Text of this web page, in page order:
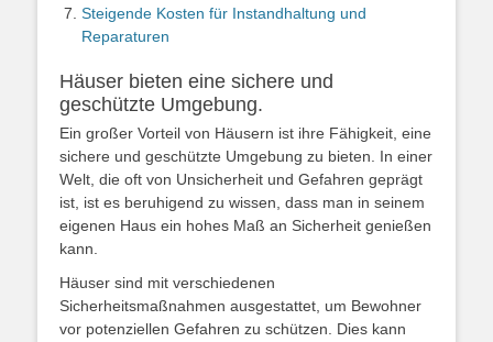
Steigende Kosten für Instandhaltung und
Reparaturen
Häuser bieten eine sichere und
geschützte Umgebung.
Ein großer Vorteil von Häusern ist ihre Fähigkeit, eine
sichere und geschützte Umgebung zu bieten. In einer
Welt, die oft von Unsicherheit und Gefahren geprägt
ist, ist es beruhigend zu wissen, dass man in seinem
eigenen Haus ein hohes Maß an Sicherheit genießen
kann.
Häuser sind mit verschiedenen
Sicherheitsmaßnahmen ausgestattet, um Bewohner
vor potenziellen Gefahren zu schützen. Dies kann